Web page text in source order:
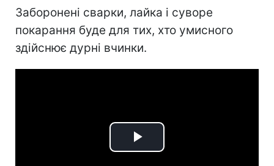
Заборонені сварки, лайка і суворе
покарання буде для тих, хто умисного
здійснює дурні вчинки.
Play